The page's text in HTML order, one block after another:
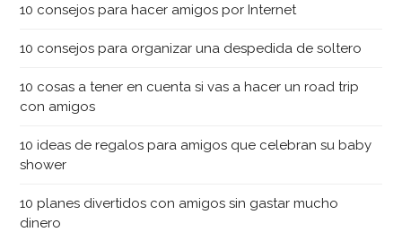
10 consejos para hacer amigos por Internet
10 consejos para organizar una despedida de soltero
10 cosas a tener en cuenta si vas a hacer un road trip
con amigos
10 ideas de regalos para amigos que celebran su baby
shower
10 planes divertidos con amigos sin gastar mucho
dinero